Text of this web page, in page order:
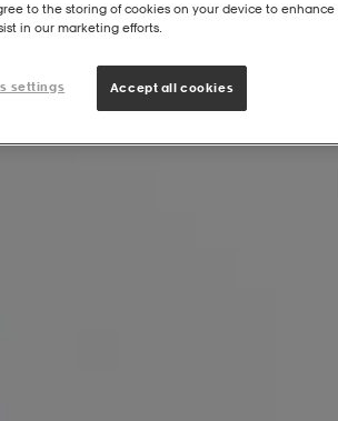
to the storing of cookies on your device to enhance
in our marketing efforts.
settings Accept all cookies